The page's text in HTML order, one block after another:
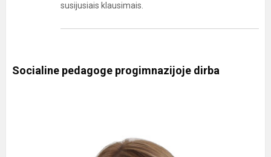
susijusiais klausimais.
Socialine pedagoge progimnazijoje dirba